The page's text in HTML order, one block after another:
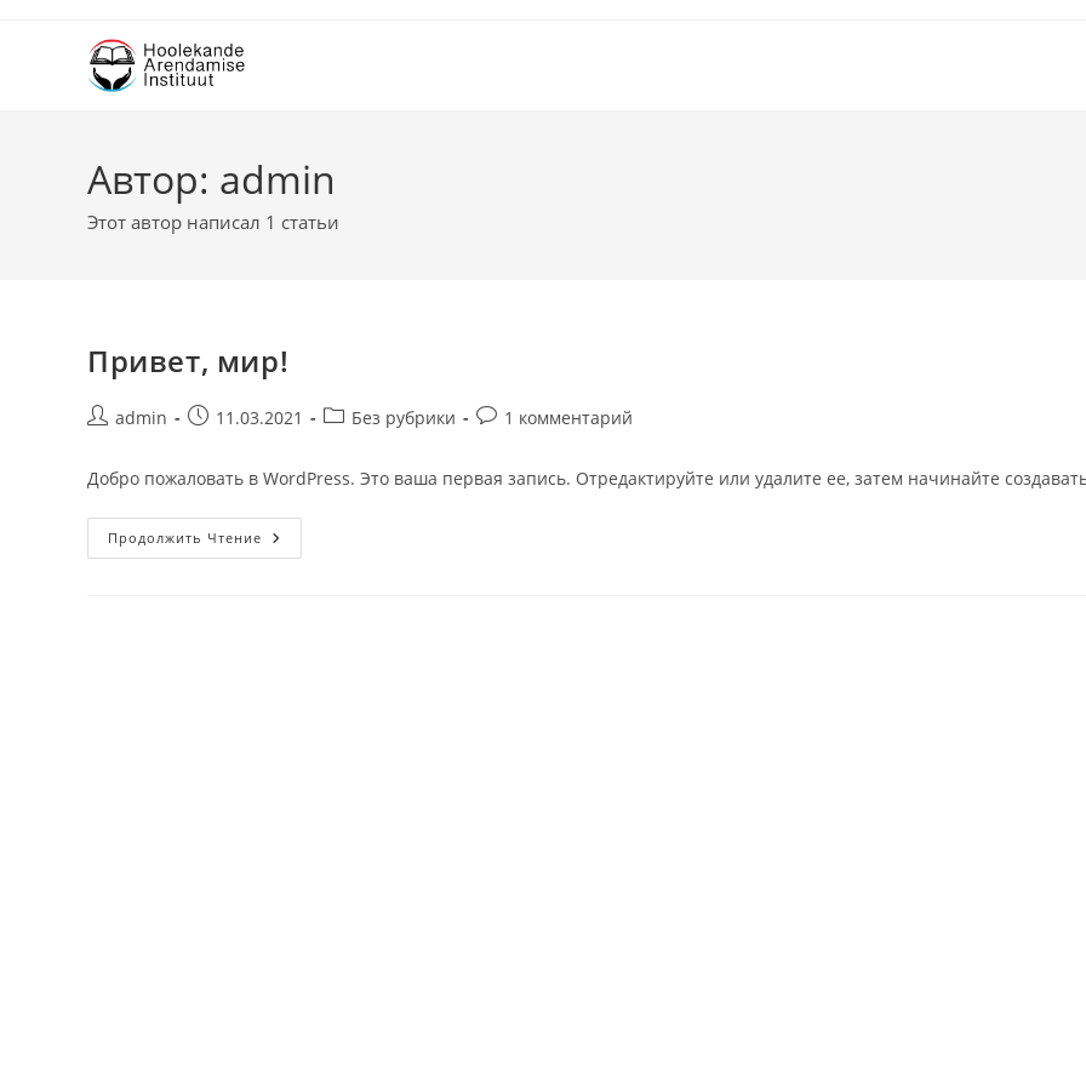
Автор: admin
Этот автор написал 1 статьи
Привет, мир!
admin 11.03.2021 Без рубрики 1 комментарий
Добро пожаловать в WordPress. Это ваша первая запись. Отредактируйте или удалите ее, затем начинайте
Продолжить Чтение